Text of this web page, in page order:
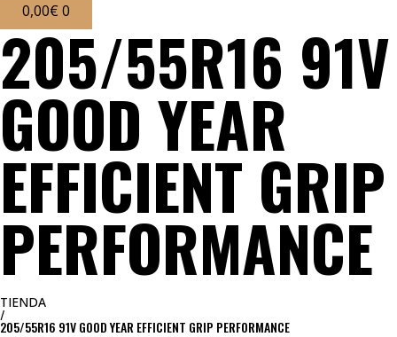
0,00€ 0
205/55R16 91V
GOOD YEAR
EFFICIENT GRIP
PERFORMANCE
TIENDA
/
205/55R16 91V GOOD YEAR EFFICIENT GRIP PERFORMANCE